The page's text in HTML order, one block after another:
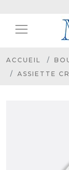
ACCUEIL
ASSIETTE